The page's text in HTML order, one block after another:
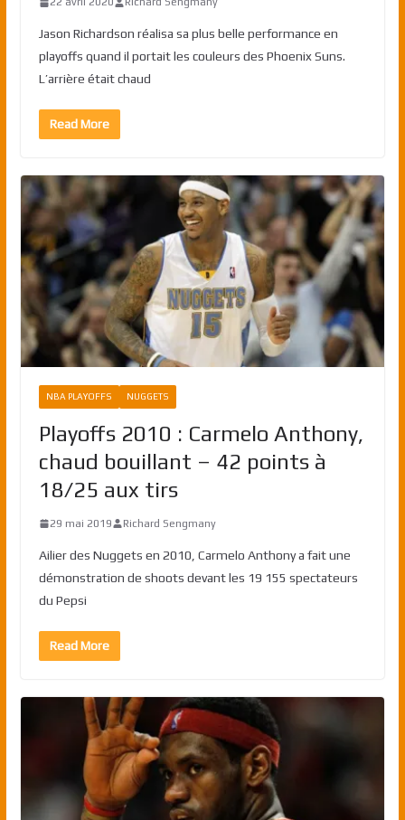
Jason Richardson réalisa sa plus belle performance en
playoffs quand il portait les couleurs des Phoenix Suns.
L’arrière était chaud
Read More
NBA PLAYOFFS NUGGETS
Playoffs 2010 : Carmelo Anthony,
chaud bouillant – 42 points à
18/25 aux tirs
29 mai 2019 Richard Sengmany
Ailier des Nuggets en 2010, Carmelo Anthony a fait une
démonstration de shoots devant les 19 155 spectateurs
du Pepsi
Read More